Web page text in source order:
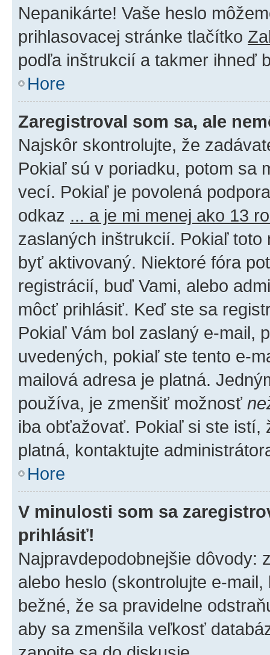
Nepanikárte! Vaše heslo
prihlasovacej stránke tlačítko
podľa inštrukcií a takmer ihneď
Hore
Zaregistroval som sa, ale
Najskôr skontrolujte, že
Pokiaľ sú v poriadku, potom sa
vecí. Pokiaľ je povolená
odkaz ... a je mi menej ako 13
zaslaných inštrukcií. Pokiaľ
byť aktivovaný. Niektoré fóra
registrácií, buď Vami, alebo
môcť prihlásiť. Keď ste sa
Pokiaľ Vám bol zaslaný e-mail,
uvedených, pokiaľ ste tento e-
mailová adresa je platná.
používa, je zmenšiť možnosť
iba obťažovať. Pokiaľ si ste istí,
platná, kontaktujte
Hore
V minulosti som sa
prihlásiť!
Najpravdepodobnejšie dôvody:
alebo heslo (skontrolujte e-
bežné, že sa pravidelne
aby sa zmenšila veľkosť